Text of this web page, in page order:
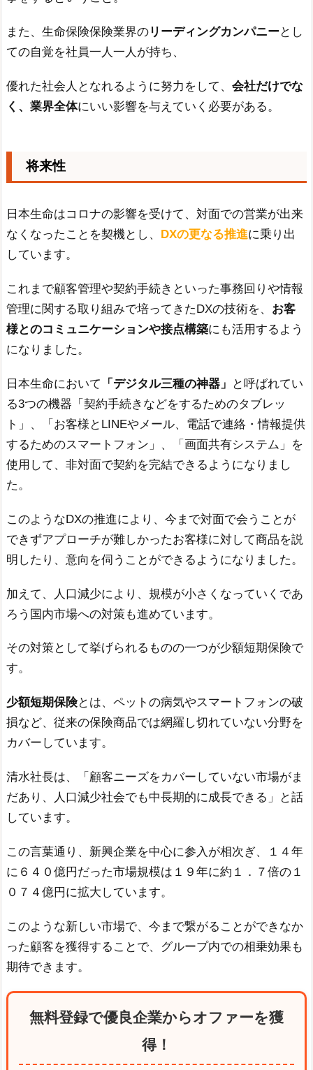
また、生命保険保険業界の リーディングカンパニーとし
ての自覚を社員一人一人が持ち、
優れた社会人となれるように努力をして、 会社だけでな
く、業界全体にいい影響を与えていく必要がある。
将来性
日本生命はコロナの影響を受けて、対面での営業が出来
なくなったことを契機とし、 DXの更なる推進に乗り出
しています。
これまで顧客管理や契約手続きといった事務回りや情報
管理に関する取り組みで培ってきたDXの技術を、 お客
様とのコミュニケーションや接点構築にも活用するよう
になりました。
日本生命において 「デジタル三種の神器」
と呼ばれてい
る3つの機器「契約手続きなどをするためのタブレッ
ト」、「お客様とLINEやメール、電話で連絡・情報提供
するためのスマートフォン」、「画面共有システム」を
使用して、非対面で契約を完結できるようになりまし
た。
このようなDXの推進により、今まで対面で会うことが
できずアプローチが難しかったお客様に対して商品を説
明したり、意向を伺うことができるようになりました。
加えて、人口減少により、規模が小さくなっていくであ
ろう国内市場への対策も進めています。
その対策として挙げられるものの一つが少額短期保険で
す。
少額短期保険とは、ペットの病気やスマートフォンの破
損など、従来の保険商品では網羅し切れていない分野を
カバーしています。
清水社長は、「顧客ニーズをカバーしていない市場がま
だあり、人口減少社会でも中長期的に成長できる」と話
しています。
この言葉通り、新興企業を中心に参入が相次ぎ、１４年
に６４０億円だった市場規模は１９年に約１．７倍の１
０７４億円に拡大しています。
このような新しい市場で、今まで繋がることができなか
った顧客を獲得することで、グループ内での相乗効果も
期待できます。
無料登録で優良企業からオファーを獲
得！